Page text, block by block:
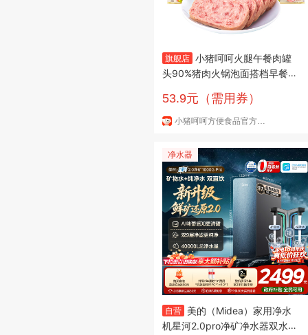
旗舰店 小猪呵呵火腿午餐肉罐
头90%猪肉火锅泡面搭档早餐三
90%猪肉
53.9元（需用券）
小猪呵呵方便食品官方旗舰店
净水器
自营
美的（Midea）家用净水
机星河2.0pro净矿净水器双水直